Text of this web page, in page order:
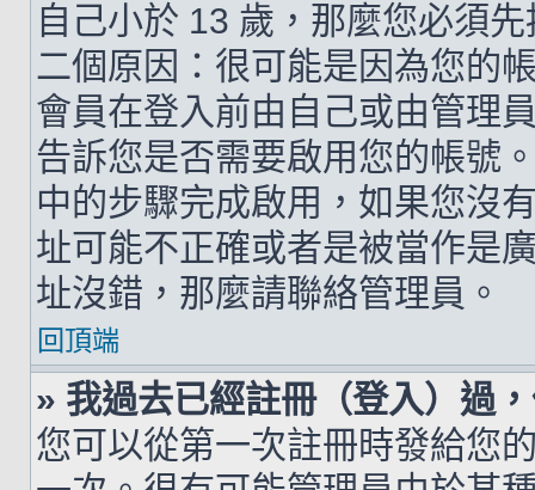
自己小於 13 歲，那麼您必須
二個原因：很可能是因為您的
會員在登入前由自己或由管理
告訴您是否需要啟用您的帳號
中的步驟完成啟用，如果您沒
址可能不正確或者是被當作是
址沒錯，那麼請聯絡管理員。
回頂端
» 我過去已經註冊（登入）過
您可以從第一次註冊時發給您